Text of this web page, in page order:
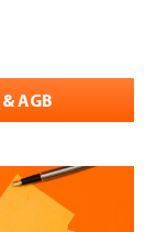
AGB